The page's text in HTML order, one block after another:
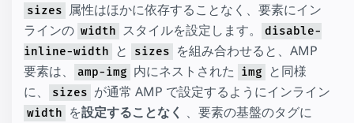
sizes 属性はほかに依存することなく、要素にイン
ラインの width スタイルを設定します。
disable-
inline-width
と sizes
を組み合わせると、AMP
要素は、
amp-img 内にネストされた img
と同様
に、
sizes が通常 AMP で設定するようにインライン
width を設定することなく 、要素の基盤のタグに